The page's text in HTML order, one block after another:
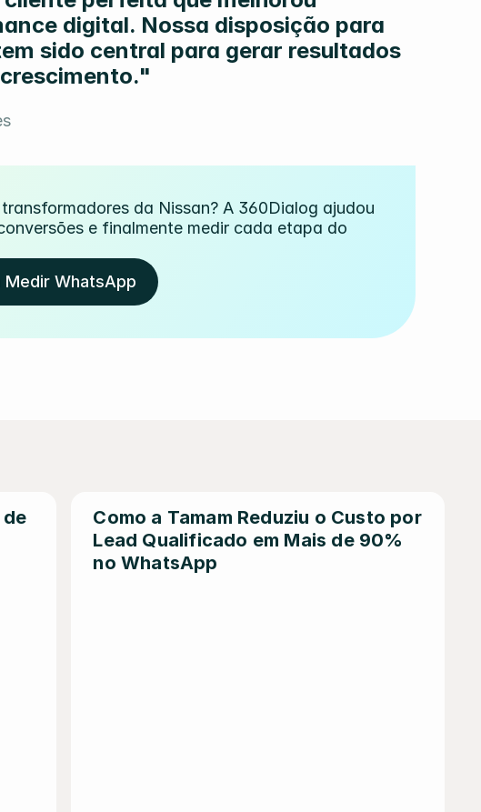
digital. Nossa disposição para
sido central para gerar resultados
da Nissan? A 360Dialog ajudou
e finalmente medir cada etapa do
Medir WhatsApp
Como a Tamam Reduziu o Custo por
Lead Qualificado em Mais de 90%
no WhatsApp